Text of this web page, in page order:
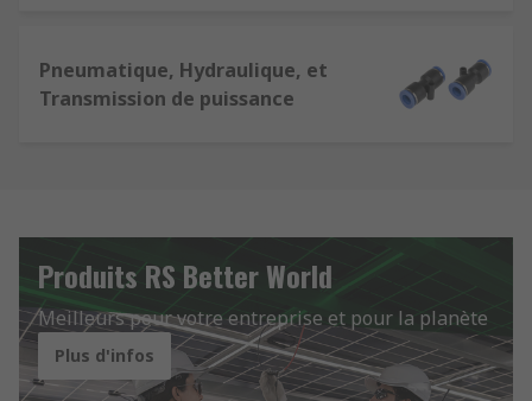
Pneumatique, Hydraulique, et
Transmission de puissance
Produits RS Better World
Meilleurs pour votre entreprise et pour la planète
Plus d'infos